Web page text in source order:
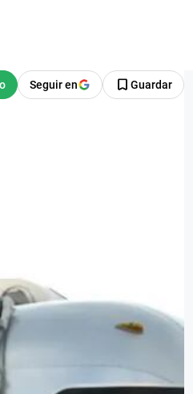
Seguir en Guardar